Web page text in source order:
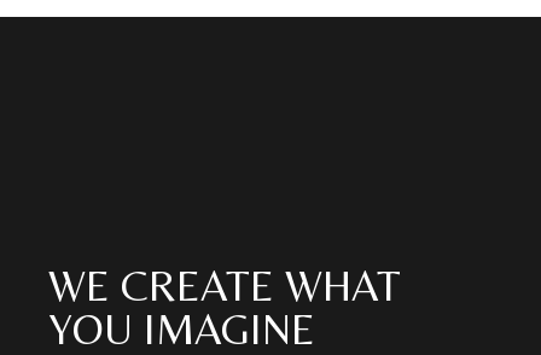
WE CREATE WHAT
YOU IMAGINE